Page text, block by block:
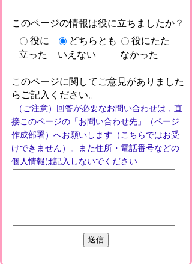
このページの情報は役に立ちましたか？
役に
立った
どちらとも
いえない
役にたた
なかった
このページに関してご意見がありました
らご記入ください。
（ご注意）回答が必要なお問い合わせは，直
接このページの「お問い合わせ先」（ページ
作成部署）へお願いします（こちらではお受
けできません）。また住所・電話番号などの
個人情報は記入しないでください